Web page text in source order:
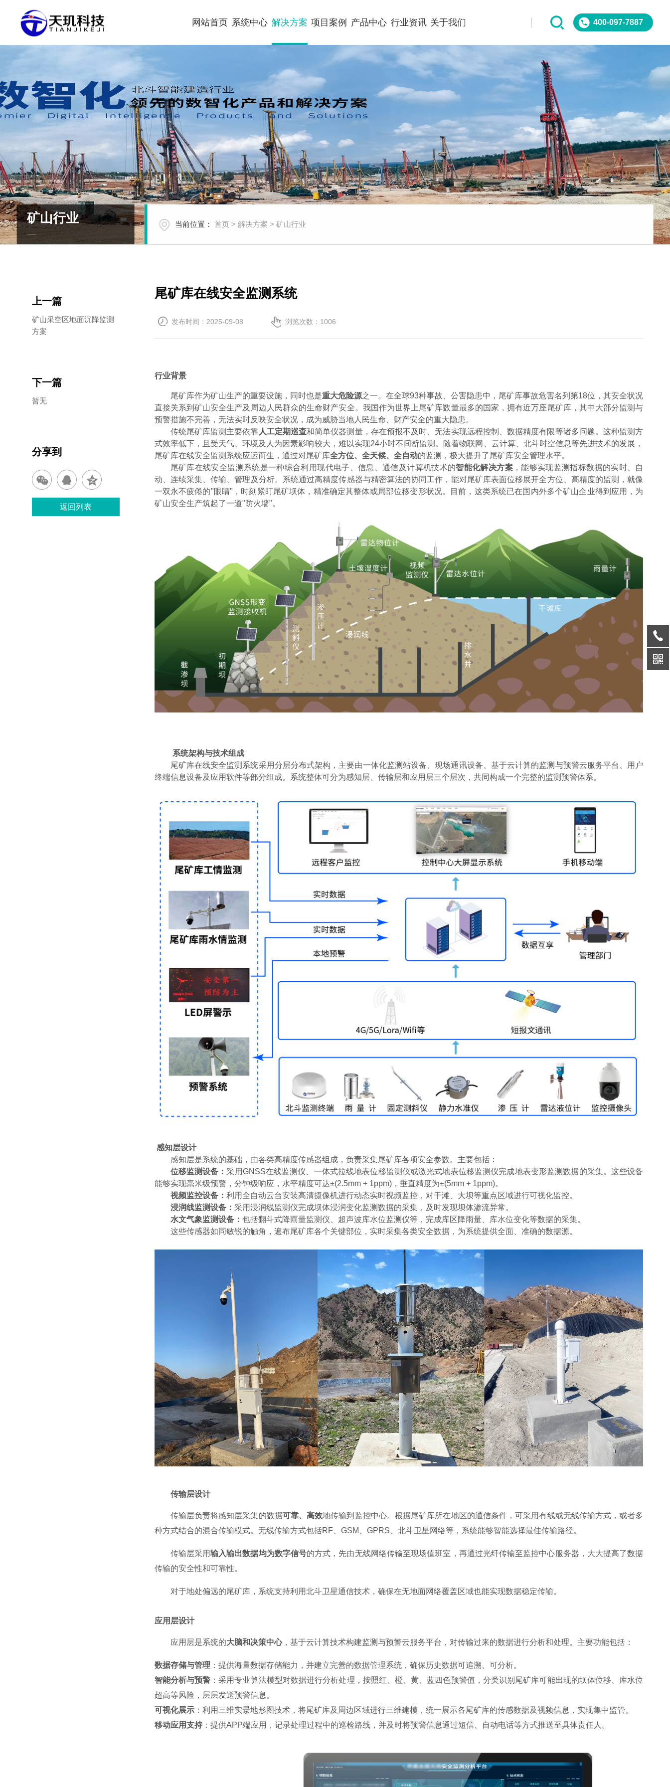
400-097-7887
网站首页 系统中心 解决方案 项目案例 产品中心 行业资讯 关于我们
矿山行业 当前位置： 首页 > 解决方案 > 矿山行业
尾矿库在线安全监测系统
发布时间：2025-09-08 浏览次数： 1006
行业背景
尾矿库作为矿山生产的重要设施，同时也是重大危险源之一。在全球93种事故、公害隐患中，尾矿库事故危害名列第18位，其安全状况
直接关系到矿山安全生产及周边人民群众的生命财产安全。我国作为世界上尾矿库数量最多的国家，拥有近万座尾矿库，其中大部分监测与
预警措施不完善，无法实时反映安全状况，成为威胁当地人民生命、财产安全的重大隐患。
传统尾矿库监测主要依靠 人工定期巡查和简单仪器测量，存在预报不及时、无法实现远程控制、数据精度有限等诸多问题。这种监测方
式效率低下，且受天气、环境及人为因素影响较大，难以实现24小时不间断监测。随着物联网、云计算、北斗时空信息等先进技术的发展，
尾矿库在线安全监测系统应运而生，通过对尾矿库全方位、全天候、全自动的监测，极大提升了尾矿库安全管理水平。
尾矿库在线安全监测系统是一种综合利用现代电子、信息、通信及计算机技术的智能化解决方案，能够实现监测指标数据的实时、自
动、连续采集、传输、管理及分析。系统通过高精度传感器与精密算法的协同工作，能对尾矿库表面位移展开全方位、高精度的监测，就像
一双永不疲倦的"眼睛"，时刻紧盯尾矿坝体，精准确定其整体或局部位移变形状况。目前，这类系统已在国内外多个矿山企业得到应用，为
矿山安全生产筑起了一道"防火墙"。
系统架构与技术组成
尾矿库在线安全监测系统采用分层分布式架构，主要由一体化监测站设备、现场通讯设备、基于云计算的监测与预警云服务平台、用户
终端信息设备及应用软件等部分组成。系统整体可分为感知层、传输层和应用层三个层次，共同构成一个完整的监测预警体系。
感知层设计
感知层是系统的基础，由各类高精度传感器组成，负责采集尾矿库各项安全参数。主要包括：
位移监测设备：采用GNSS在线监测仪、一体式拉线地表位移监测仪或激光式地表位移监测仪完成地表变形监测数据的采集。这些设备
能够实现毫米级预警，分钟级响应，水平精度可达±(2.5mm + 1ppm)，垂直精度为±(5mm + 1ppm)。
视频监控设备： 利用全自动云台安装高清摄像机进行动态实时视频监控，对干滩、大坝等重点区域进行可视化监控。
浸润线监测设备： 采用浸润线监测仪完成坝体浸润变化监测数据的采集，及时发现坝体渗流异常。
水文气象监测设备： 包括翻斗式降雨量监测仪、超声波库水位监测仪等，完成库区降雨量、库水位变化等数据的采集。
这些传感器如同敏锐的触角，遍布尾矿库各个关键部位，实时采集各类安全数据，为系统提供全面、准确的数据源。
传输层设计
传输层负责将感知层采集的数据可靠、高效地传输到监控中心。根据尾矿库所在地区的通信条件，可采用有线或无线传输方式，或者多
种方式结合的混合传输模式。无线传输方式包括RF、GSM、GPRS、北斗卫星网络等，系统能够智能选择最佳传输路径。
传输层采用输入输出数据均为数字信号的方式，先由无线网络传输至现场值班室，再通过光纤传输至监控中心服务器，大大提高了数据
传输的安全性和可靠性。
对于地处偏远的尾矿库，系统支持利用北斗卫星通信技术，确保在无地面网络覆盖区域也能实现数据稳定传输。
应用层设计
应用层是系统的大脑和决策中心，基于云计算技术构建监测与预警云服务平台，对传输过来的数据进行分析和处理。主要功能包括：
数据存储与管理 ：提供海量数据存储能力，并建立完善的数据管理系统，确保历史数据可追溯、可分析。
智能分析与预警 ：采用专业算法模型对数据进行分析处理，按照红、橙、黄、蓝四色预警值，分类识别尾矿库可能出现的坝体位移、库水位
超高等风险，层层发送预警信息。
可视化展示：利用三维实景地形图技术，将尾矿库及周边区域进行三维建模，统一展示各尾矿库的传感数据及视频信息，实现集中监管。
移动应用支持：提供APP端应用，记录处理过程中的巡检路线，并及时将预警信息通过短信、自动电话等方式推送至具体责任人。
上一篇
矿山采空区地面沉降监测
方案
下一篇
暂无
分享到
返回列表